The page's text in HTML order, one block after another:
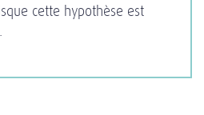
cette hypothèse est